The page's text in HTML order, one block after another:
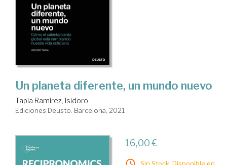
Un planeta diferente, un mundo nuevo
Tapia Ramirez, Isidoro
Ediciones Deusto. Barcelona, 2021
16,00 €